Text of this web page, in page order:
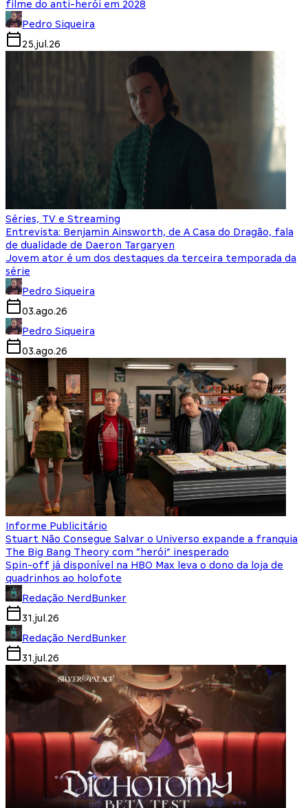
filme do anti-herói em 2028
Pedro Siqueira
25.jul.26
Séries, TV e Streaming
Entrevista: Benjamin Ainsworth, de A Casa do Dragão, fala
de dualidade de Daeron Targaryen
Jovem ator é um dos destaques da terceira temporada da
série
Pedro Siqueira
03.ago.26
Pedro Siqueira
03.ago.26
Informe Publicitário
Stuart Não Consegue Salvar o Universo expande a franquia
The Big Bang Theory com “herói” inesperado
Spin-off já disponível na HBO Max leva o dono da loja de
quadrinhos ao holofote
Redação NerdBunker
31.jul.26
Redação NerdBunker
31.jul.26